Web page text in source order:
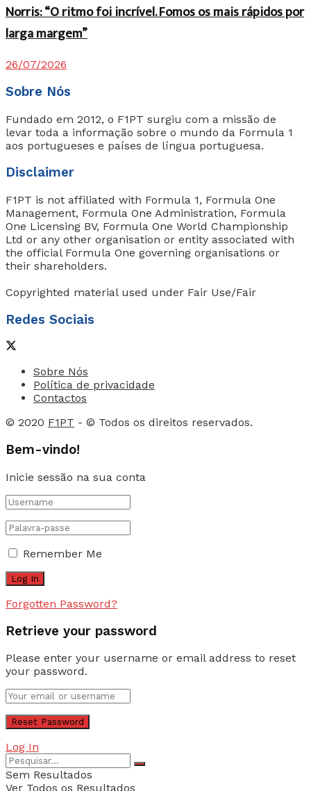
Norris: “O ritmo foi incrível. Fomos os mais rápidos por
larga margem”
26/07/2026
Sobre Nós
Fundado em 2012, o F1PT surgiu com a missão de
levar toda a informação sobre o mundo da Formula 1
aos portugueses e países de língua portuguesa.
Disclaimer
F1PT is not affiliated with Formula 1, Formula One
Management, Formula One Administration, Formula
One Licensing BV, Formula One World Championship
Ltd or any other organisation or entity associated with
the official Formula One governing organisations or
their shareholders.
Copyrighted material used under Fair Use/Fair
Redes Sociais
Sobre Nós
Política de privacidade
Contactos
© 2020 F1PT - © Todos os direitos reservados.
Bem-vindo!
Inicie sessão na sua conta
Remember Me
Forgotten Password?
Retrieve your password
Please enter your username or email address to reset
your password.
Log In
Sem Resultados
Ver Todos os Resultados